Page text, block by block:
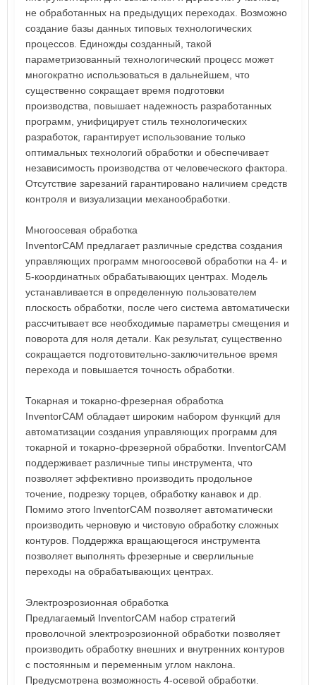
не обработанных на предыдущих переходах. Возможно
создание базы данных типовых технологических
процессов. Единожды созданный, такой
параметризованный технологический процесс может
многократно использоваться в дальнейшем, что
существенно сокращает время подготовки
производства, повышает надежность разработанных
программ, унифицирует стиль технологических
разработок, гарантирует использование только
оптимальных технологий обработки и обеспечивает
независимость производства от человеческого фактора.
Отсутствие зарезаний гарантировано наличием средств
контроля и визуализации механообработки.
Многоосевая обработка
InventorCAM предлагает различные средства создания
управляющих программ многоосевой обработки на 4- и
5-координатных обрабатывающих центрах. Модель
устанавливается в определенную пользователем
плоскость обработки, после чего система автоматически
рассчитывает все необходимые параметры смещения и
поворота для ноля детали. Как результат, существенно
сокращается подготовительно-заключительное время
перехода и повышается точность обработки.
Токарная и токарно-фрезерная обработка
InventorCAM обладает широким набором функций для
автоматизации создания управляющих программ для
токарной и токарно-фрезерной обработки. InventorCAM
поддерживает различные типы инструмента, что
позволяет эффективно производить продольное
точение, подрезку торцев, обработку канавок и др.
Помимо этого InventorCAM позволяет автоматически
производить черновую и чистовую обработку сложных
контуров. Поддержка вращающегося инструмента
позволяет выполнять фрезерные и сверлильные
переходы на обрабатывающих центрах.
Электроэрозионная обработка
Предлагаемый InventorCAM набор стратегий
проволочной электроэрозионной обработки позволяет
производить обработку внешних и внутренних контуров
с постоянным и переменным углом наклона.
Предусмотрена возможность 4-осевой обработки.